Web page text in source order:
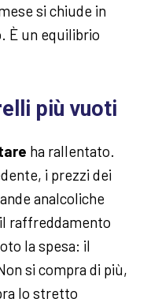
si chiude in
È un equilibrio
più vuoti
ha rallentato.
i prezzi dei
analcoliche
il raffreddamento
la spesa: il
si compra di più,
lo stretto